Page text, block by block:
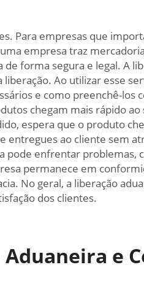
Para empresas que
empresa traz
forma segura e legal. A
Ao utilizar esse
e como preenchê-los
chegam mais rápido
espera que o produto
ao cliente sem
pode enfrentar problemas,
permanece em
No geral, a liberação
dos clientes.
e